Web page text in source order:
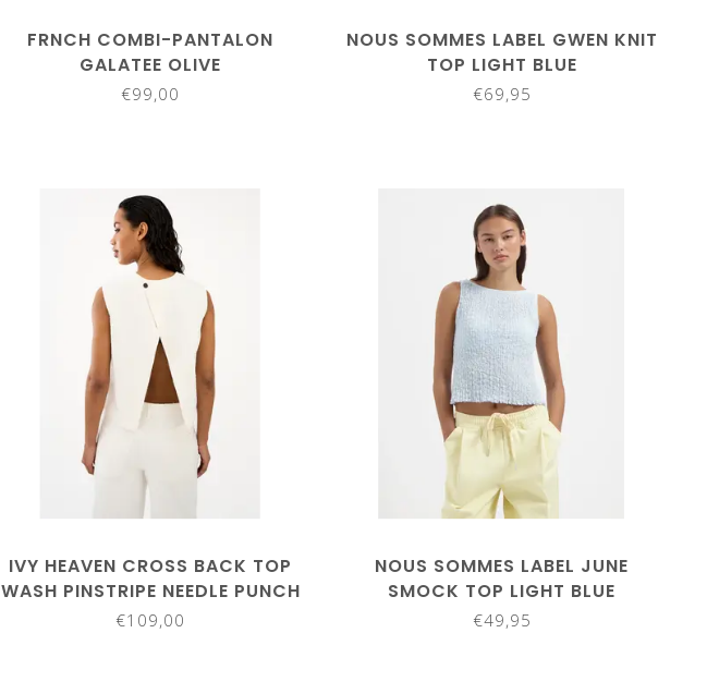
FRNCH COMBI-PANTALON
GALATEE OLIVE
€99,00
NOUS SOMMES LABEL GWEN KNIT
TOP LIGHT BLUE
€69,95
IVY HEAVEN CROSS BACK TOP
WASH PINSTRIPE NEEDLE PUNCH
OPTICAL WHITE
€109,00
NOUS SOMMES LABEL JUNE
SMOCK TOP LIGHT BLUE
€49,95